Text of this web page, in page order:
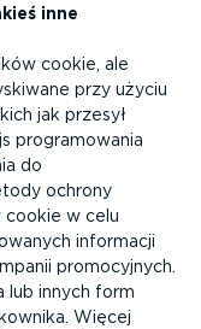
inne
cookie, ale
przy użyciu
jak przesył
progra­mo­wania
do
ochrony
w celu
informacji
promo­cyjnych.
lub innych form
Więcej